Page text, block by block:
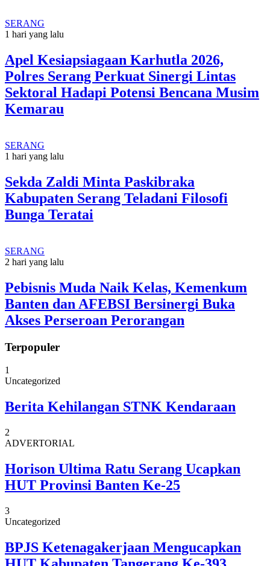
SERANG
1 hari yang lalu
Apel Kesiapsiagaan Karhutla 2026,
Polres Serang Perkuat Sinergi Lintas
Sektoral Hadapi Potensi Bencana Musim
Kemarau
SERANG
1 hari yang lalu
Sekda Zaldi Minta Paskibraka
Kabupaten Serang Teladani Filosofi
Bunga Teratai
SERANG
2 hari yang lalu
Pebisnis Muda Naik Kelas, Kemenkum
Banten dan AFEBSI Bersinergi Buka
Akses Perseroan Perorangan
Terpopuler
1
Uncategorized
Berita Kehilangan STNK Kendaraan
2
ADVERTORIAL
Horison Ultima Ratu Serang Ucapkan
HUT Provinsi Banten Ke-25
3
Uncategorized
BPJS Ketenagakerjaan Mengucapkan